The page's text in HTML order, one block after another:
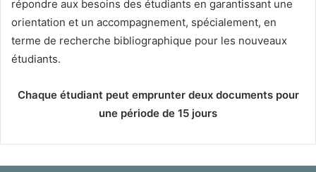
répondre aux besoins des étudiants en garantissant une
orientation et un accompagnement, spécialement, en
terme de recherche bibliographique pour les nouveaux
étudiants.
Chaque étudiant peut emprunter deux documents pour
une période de 15 jours